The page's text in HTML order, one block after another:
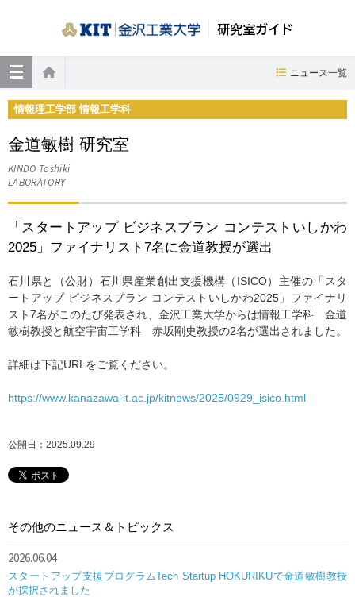
研究室ガイド
ホーム
ニュース一覧
情報理工学部 情報工学科
金道敏樹 研究室
KINDO Toshiki
LABORATORY
「スタートアップ ビジネスプラン コンテストいしかわ
2025」ファイナリスト7名に金道教授が選出
石川県と（公財）石川県産業創出支援機構（ISICO）主催の「スタ
ートアップ ビジネスプラン コンテストいしかわ2025」ファイナリ
スト7名がこのたび発表され、金沢工業大学からは情報工学科 金道
敏樹教授と航空宇宙工学科 赤坂剛史教授の2名が選出されました。
詳細は下記URLをご覧ください。
https://www.kanazawa-it.ac.jp/kitnews/2025/0929_isico.html
公開日：2025.09.29
その他のニュース＆トピックス
2026.06.04
スタートアップ支援プログラムTech Startup HOKURIKUで金道敏樹教授
が採択されました